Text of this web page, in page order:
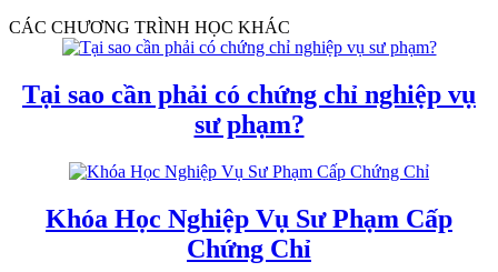
CÁC CHƯƠNG TRÌNH HỌC KHÁC
Tại sao cần phải có chứng chỉ nghiệp vụ
sư phạm?
Khóa Học Nghiệp Vụ Sư Phạm Cấp
Chứng Chỉ